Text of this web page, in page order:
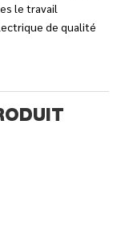
le travail
de qualité